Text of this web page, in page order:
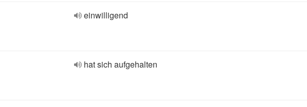
einwilligend
hat sich aufgehalten